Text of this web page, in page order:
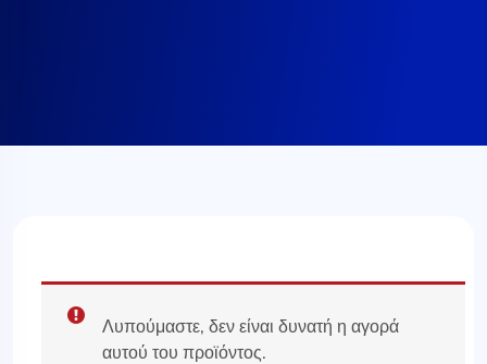
Λυπούμαστε, δεν είναι δυνατή η αγορά
αυτού του προϊόντος.